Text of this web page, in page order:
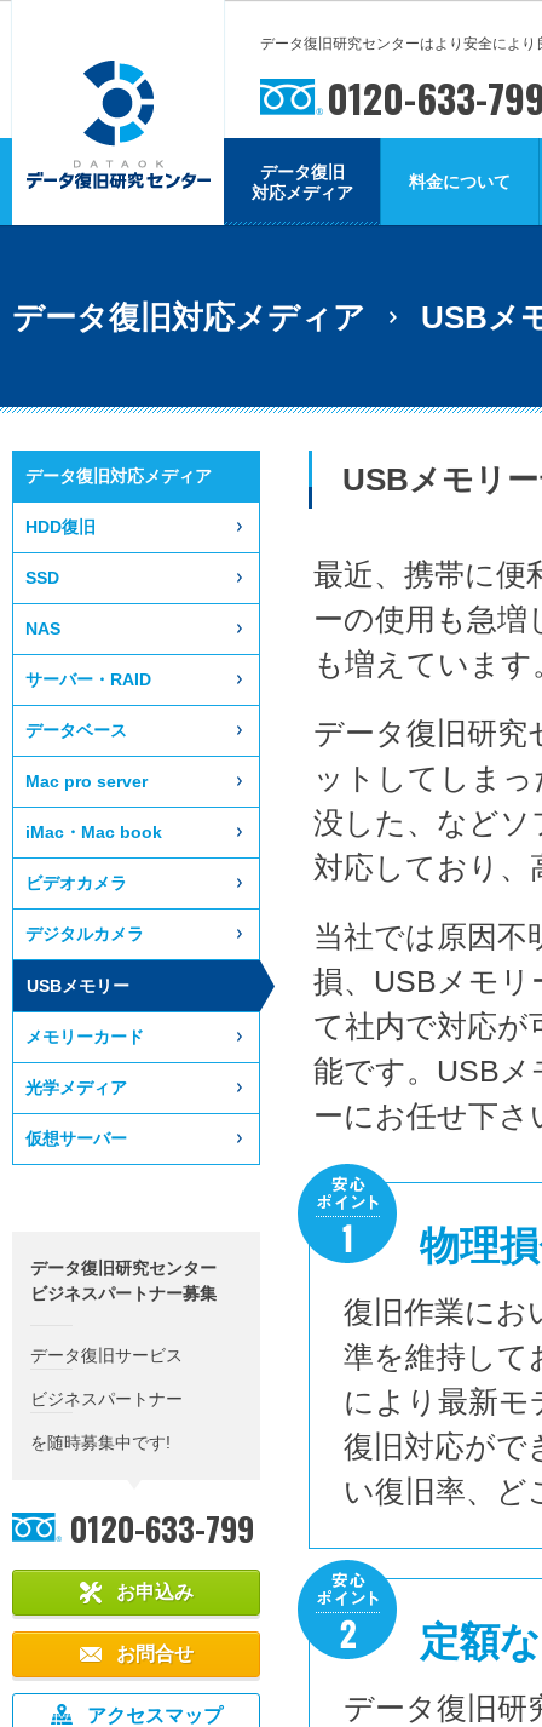
データ復旧研究センターはより安全によ
0120-633-
データ復旧
対応メディア
料金について
データ復旧対応メディア USBメ
データ復旧対応メディア
HDD復旧
SSD
NAS
サーバー・RAID
データベース
Mac pro server
iMac・Mac book
ビデオカメラ
デジタルカメラ
USBメモリー
メモリーカード
光学メディア
仮想サーバー
データ復旧研究センター
ビジネスパートナー募集
データ復旧サービス
ビジネスパートナー
を随時募集中です!
0120-633-799
お申込み
お問合せ
アクセスマップ
USBメモリ
最近、携帯に便
ーの使用も急
も増えています
データ復旧研究
ットしてしま
没した、などソ
対応しており、
当社では原因
損、USBメモ
て社内で対応が
能です。USB
ーにお任せ下さ
物理
復旧作業にお
準を維持して
により最新モ
復旧対応がで
い復旧率、ど
定額
データ復旧研